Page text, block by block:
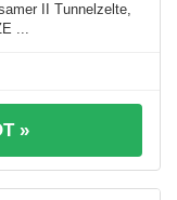
II Tunnelzelte,
...
»